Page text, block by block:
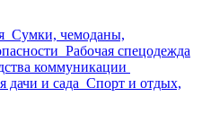
Сумки, чемоданы,
Рабочая спецодежда
коммуникации
дачи и сада Спорт и отдых,